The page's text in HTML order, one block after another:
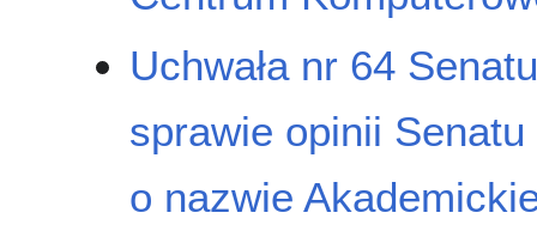
Uchwała nr 64
sprawie opinii
o nazwie